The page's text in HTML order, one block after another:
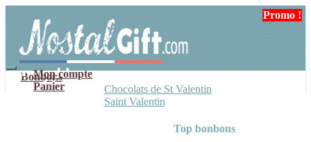
navigation
contenu
Mon compte
Panier
Bonbons
Chocolats de St Valentin
Saint Valentin
Top bonbons
Promo !
Promo !